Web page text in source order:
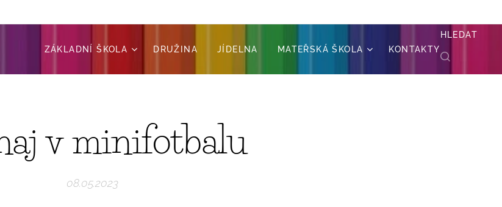
ZÁKLADNÍ ŠKOLA DRUŽINA JÍDELNA MATEŘSKÁ ŠKOLA KONTAKTY
HLEDAT
v minifotbalu
08.05.2023